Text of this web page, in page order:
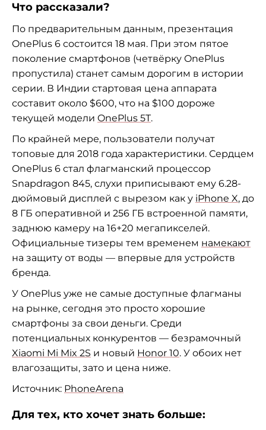
Что рассказали?
По предварительным данным, презентация
OnePlus 6 состоится 18 мая. При этом пятое
поколение смартфонов (четвёрку OnePlus
пропустила) станет самым дорогим в истории
серии. В Индии стартовая цена аппарата
составит около $600, что на $100 дороже
текущей модели OnePlus 5T.
По крайней мере, пользователи получат
топовые для 2018 года характеристики. Сердцем
OnePlus 6 стал флагманский процессор
Snapdragon 845, слухи приписывают ему 6.28-
дюймовый дисплей с вырезом как у iPhone X, до
8 ГБ оперативной и 256 ГБ встроенной памяти,
заднюю камеру на 16+20 мегапикселей.
Официальные тизеры тем временем намекают
на защиту от воды — впервые для устройств
бренда.
У OnePlus уже не самые доступные флагманы
на рынке, сегодня это просто хорошие
смартфоны за свои деньги. Среди
потенциальных конкурентов — безрамочный
Xiaomi Mi Mix 2S и новый Honor 10. У обоих нет
влагозащиты, зато и цена ниже.
Источник: PhoneArena
Для тех, кто хочет знать больше: